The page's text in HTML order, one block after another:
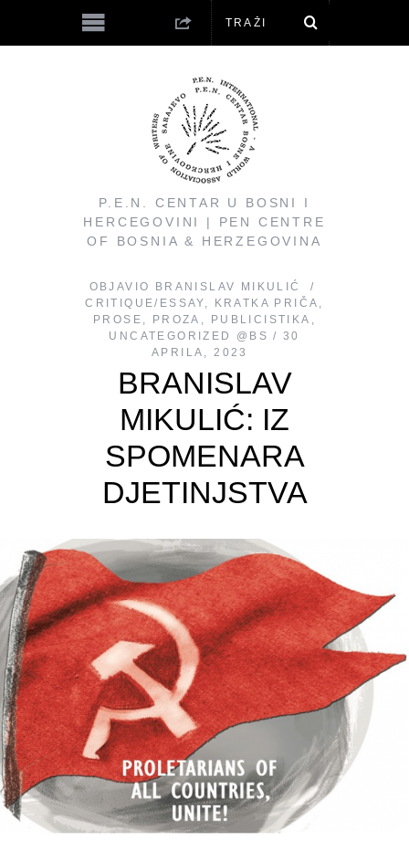
P.E.N. CENTAR U BOSNI I
HERCEGOVINI | PEN CENTRE
OF BOSNIA & HERZEGOVINA
OBJAVIO
BRANISLAV MIKULIĆ
CRITIQUE/ESSAY, KRATKA PRIČA ,
PROSE , PROZA , PUBLICISTIKA ,
UNCATEGORIZED @BS
30
APRILA, 2023
BRANISLAV
MIKULIĆ: IZ
SPOMENARA
DJETINJSTVA